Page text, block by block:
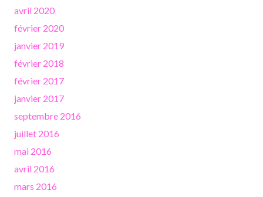
avril 2020
février 2020
janvier 2019
février 2018
février 2017
janvier 2017
septembre 2016
juillet 2016
mai 2016
avril 2016
mars 2016